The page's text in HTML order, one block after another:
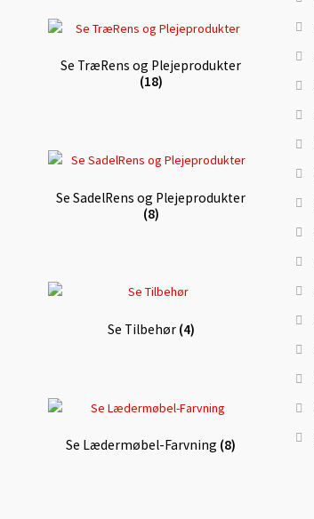
Se TræRens og Plejeprodukter
(18)
Se SadelRens og Plejeprodukter
(8)
Se Tilbehør (4)
Se Lædermøbel-Farvning (8)